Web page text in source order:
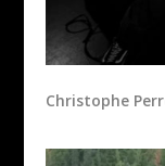
Christophe